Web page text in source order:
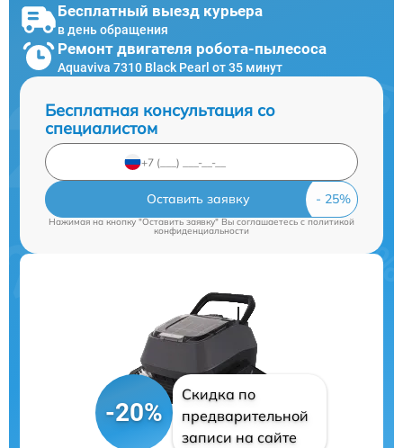
Бесплатный выезд курьера
в день обращения
Ремонт двигателя робота-пылесоса
Aquaviva 7310 Black Pearl от 35 минут
Бесплатная консультация со
специалистом
Оставить заявку
Нажимая на кнопку "Оставить заявку" Вы соглашаетесь c политикой
конфиденциальности
-20%
Скидка по
предварительной
записи на сайте